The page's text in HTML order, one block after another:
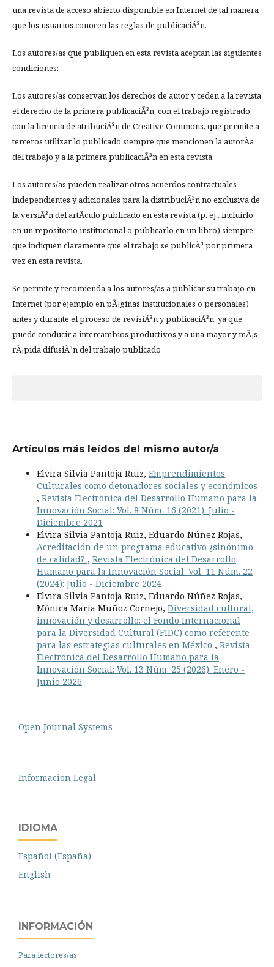
una revista de acceso abierto disponible en Internet de tal manera
que los usuarios conocen las reglas de publicaciÃ³n.
Los autores/as que publiquen en esta revista aceptan las siguientes
condiciones:
Los autores/as conservan los derechos de autor y ceden a la revista
el derecho de la primera publicaciÃ³n, con el trabajo registrado
con la licencia de atribuciÃ³n de Creative Commons, que permite a
terceros utilizar lo publicado siempre que mencionen la autorÃ­a
del trabajo y a la primera publicaciÃ³n en esta revista.
Los autores/as pueden realizar otros acuerdos contractuales
independientes y adicionales para la distribuciÃ³n no exclusiva de
la versiÃ³n del artÃ­culo publicado en esta revista (p. ej., incluirlo
en un repositorio institucional o publicarlo en un libro) siempre
que indiquen claramente que el trabajo se publicÃ³ por primera
vez en esta revista.
Se permite y recomienda a los autores/as a publicar su trabajo en
Internet (por ejemplo en pÃ¡ginas institucionales o personales)
antes y durante el proceso de revisiÃ³n y publicaciÃ³n, ya que
puede conducir a intercambios productivos y a una mayor y mÃ¡s
rÃ¡pida difusiÃ³n del trabajo publicado
Artículos más leídos del mismo autor/a
Elvira Silvia Pantoja Ruiz, Emprendimientos
Culturales como detonadores sociales y económicos
, Revista Electrónica del Desarrollo Humano para la
Innovación Social: Vol. 8 Núm. 16 (2021): Julio -
Diciembre 2021
Elvira Silvia Pantoja Ruiz, Eduardo Núñez Rojas,
Acreditación de un programa educativo ¿sinónimo
de calidad? , Revista Electrónica del Desarrollo
Humano para la Innovación Social: Vol. 11 Núm. 22
(2024): Julio - Diciembre 2024
Elvira Silvia Pantoja Ruiz, Eduardo Núñez Rojas,
Mónica María Muñoz Cornejo, Diversidad cultural,
innovación y desarrollo: el Fondo Internacional
para la Diversidad Cultural (FIDC) como referente
para las estrategias culturales en México , Revista
Electrónica del Desarrollo Humano para la
Innovación Social: Vol. 13 Núm. 25 (2026): Enero -
Junio 2026
Open Journal Systems
Informacion Legal
IDIOMA
Español (España)
English
INFORMACIÓN
Para lectores/as